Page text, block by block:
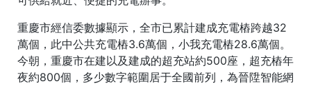
重慶市經信委數據顯示，全市已累計建成充電樁跨越32
萬個，此中公共充電樁3.6萬個，小我充電樁28.6萬個。
今朝，重慶市在建以及建成的超充站約500座，超充樁年
夜約800個，多少數字範圍居于全國前列，為晉陞智能網